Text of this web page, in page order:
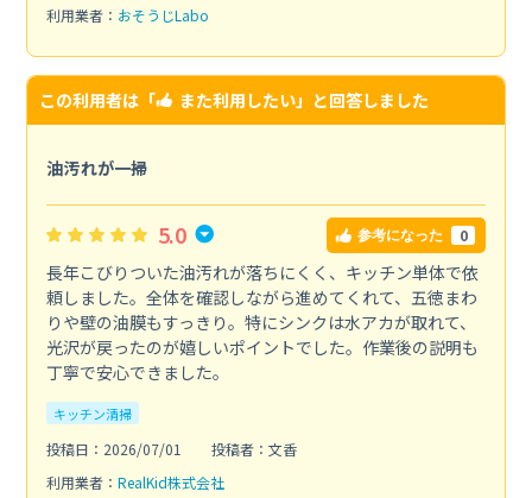
利用業者： おそうじLabo
この利用者は「 また利用したい」と回答しました
油汚れが一掃
5.0 参考になった 0
長年こびりついた油汚れが落ちにくく、キッチン単体で依
頼しました。全体を確認しながら進めてくれて、五徳まわ
りや壁の油膜もすっきり。特にシンクは水アカが取れて、
光沢が戻ったのが嬉しいポイントでした。作業後の説明も
丁寧で安心できました。
キッチン清掃
投稿日：2026/07/01
投稿者：文香
利用業者： RealKid株式会社